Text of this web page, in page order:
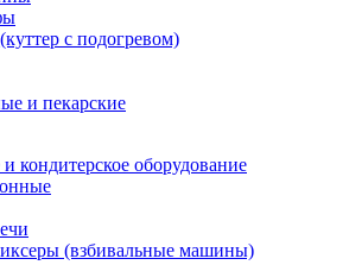
с подогревом)
и пекарские
кондитерское оборудование
(взбивальные машины)